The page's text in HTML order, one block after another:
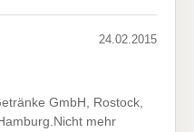
24.02.2015
GmbH, Rostock,
mehr